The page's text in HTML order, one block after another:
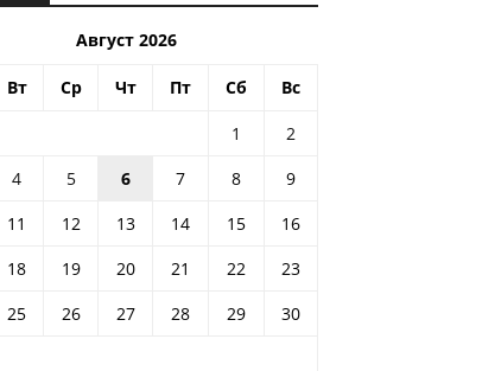
Август 2026
Вт Ср Чт Пт Сб Вс
1
2
4 5 6 7 8
9
11 12 13 14 15
16
18 19 20 21 22
23
25 26 27 28 29
30